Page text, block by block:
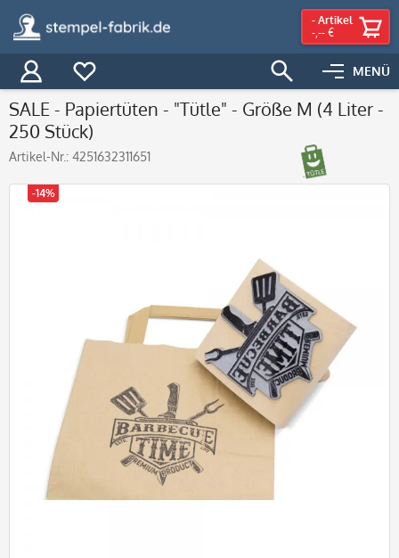
MENÜ
- Artikel
-,-- €
SALE - Papiertüten - "Tütle" - Größe M (4 Liter -
250 Stück)
Artikel-Nr.: 4251632311651
-14%